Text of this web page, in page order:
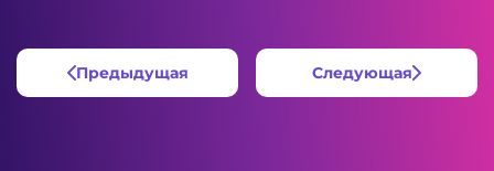
Предыдущая Следующая